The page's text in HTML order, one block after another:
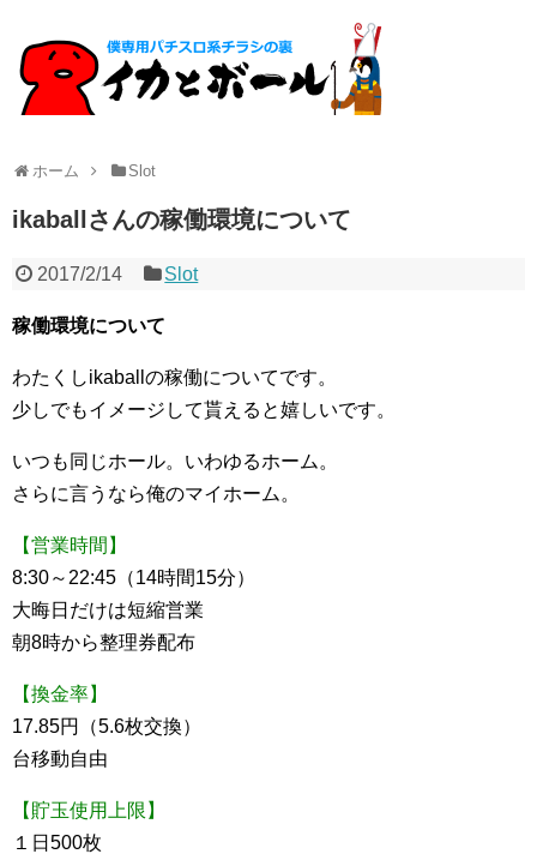
ホーム Slot
ikaballさんの稼働環境について
2017/2/14 Slot
稼働環境について
わたくしikaballの稼働についてです。
少しでもイメージして貰えると嬉しいです。
いつも同じホール。いわゆるホーム。
さらに言うなら俺のマイホーム。
【営業時間】
8:30～22:45（14時間15分）
大晦日だけは短縮営業
朝8時から整理券配布
【換金率】
17.85円（5.6枚交換）
台移動自由
【貯玉使用上限】
１日500枚